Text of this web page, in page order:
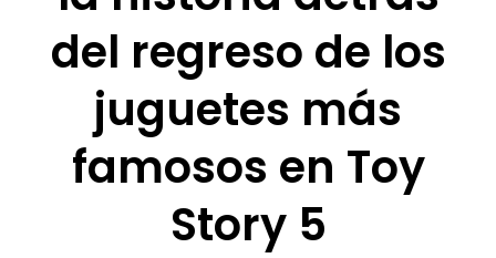
del regreso de los
juguetes más
famosos en Toy
Story 5